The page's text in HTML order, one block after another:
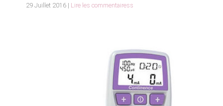
29 Juillet 2016 | Lire les commentairess